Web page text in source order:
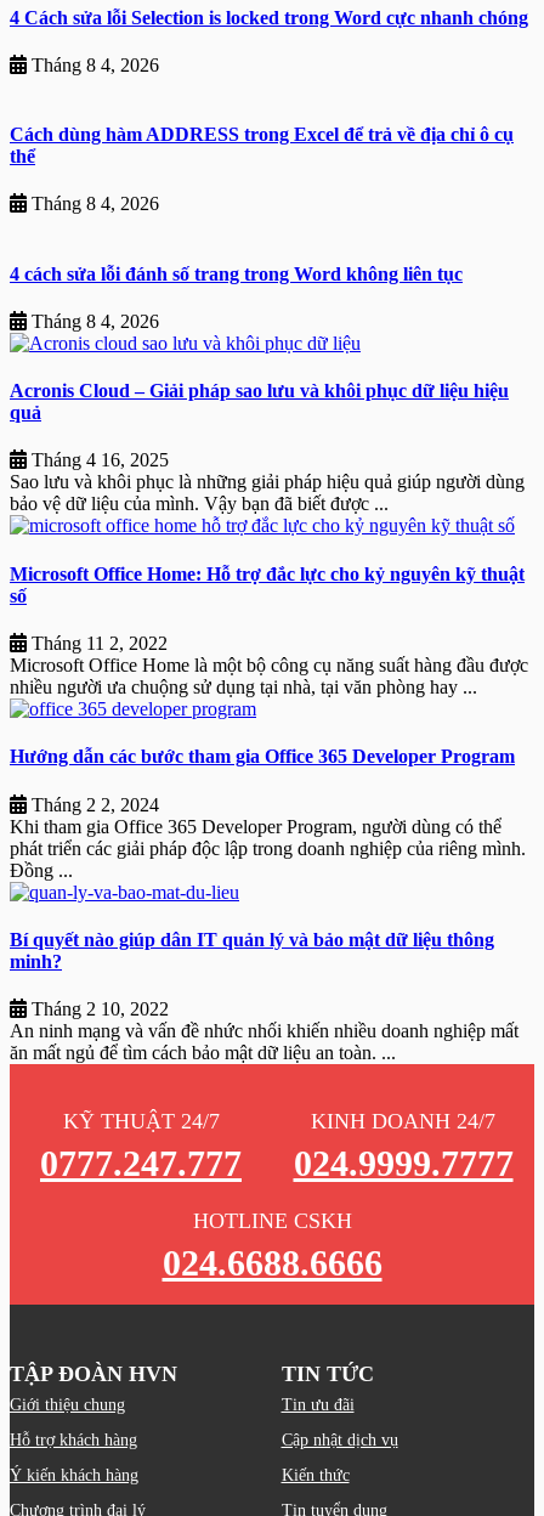
4 Cách sửa lỗi Selection is locked trong Word cực nhanh chóng
Tháng 8 4, 2026
Cách dùng hàm ADDRESS trong Excel để trả về địa chỉ ô cụ
thể
Tháng 8 4, 2026
4 cách sửa lỗi đánh số trang trong Word không liên tục
Tháng 8 4, 2026
Acronis Cloud – Giải pháp sao lưu và khôi phục dữ liệu hiệu
quả
Tháng 4 16, 2025
Sao lưu và khôi phục là những giải pháp hiệu quả giúp người dùng
bảo vệ dữ liệu của mình. Vậy bạn đã biết được ...
Microsoft Office Home: Hỗ trợ đắc lực cho kỷ nguyên kỹ thuật
số
Tháng 11 2, 2022
Microsoft Office Home là một bộ công cụ năng suất hàng đầu được
nhiều người ưa chuộng sử dụng tại nhà, tại văn phòng hay ...
Hướng dẫn các bước tham gia Office 365 Developer Program
Tháng 2 2, 2024
Khi tham gia Office 365 Developer Program, người dùng có thể
phát triển các giải pháp độc lập trong doanh nghiệp của riêng mình.
Đồng ...
Bí quyết nào giúp dân IT quản lý và bảo mật dữ liệu thông
minh?
Tháng 2 10, 2022
An ninh mạng và vấn đề nhức nhối khiến nhiều doanh nghiệp mất
ăn mất ngủ để tìm cách bảo mật dữ liệu an toàn. ...
KỸ THUẬT 24/7
0777.247.777
KINH DOANH 24/7
024.9999.7777
HOTLINE CSKH
024.6688.6666
TẬP ĐOÀN HVN
Giới thiệu chung
Hỗ trợ khách hàng
Ý kiến khách hàng
Chương trình đại lý
TIN TỨC
Tin ưu đãi
Cập nhật dịch vụ
Kiến thức
Tin tuyển dụng